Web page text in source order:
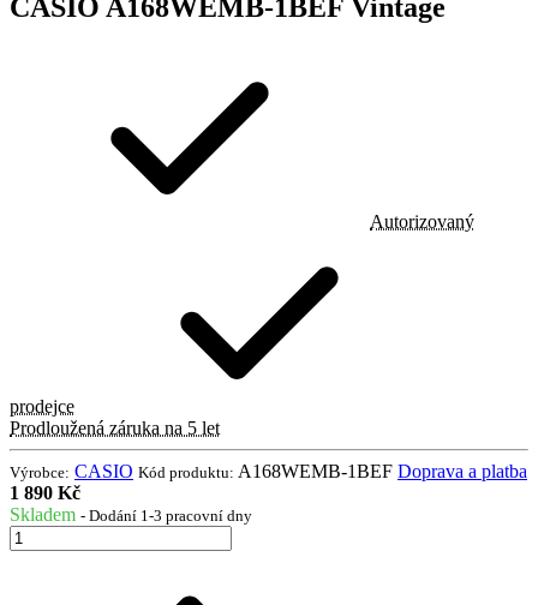
CASIO A168WEMB-1BEF Vintage
Autorizovaný
prodejce
Prodloužená záruka na 5 let
Výrobce: CASIO Kód produktu: A168WEMB-1BEF Doprava a platba
1 890 Kč
Skladem - Dodání 1-3 pracovní dny